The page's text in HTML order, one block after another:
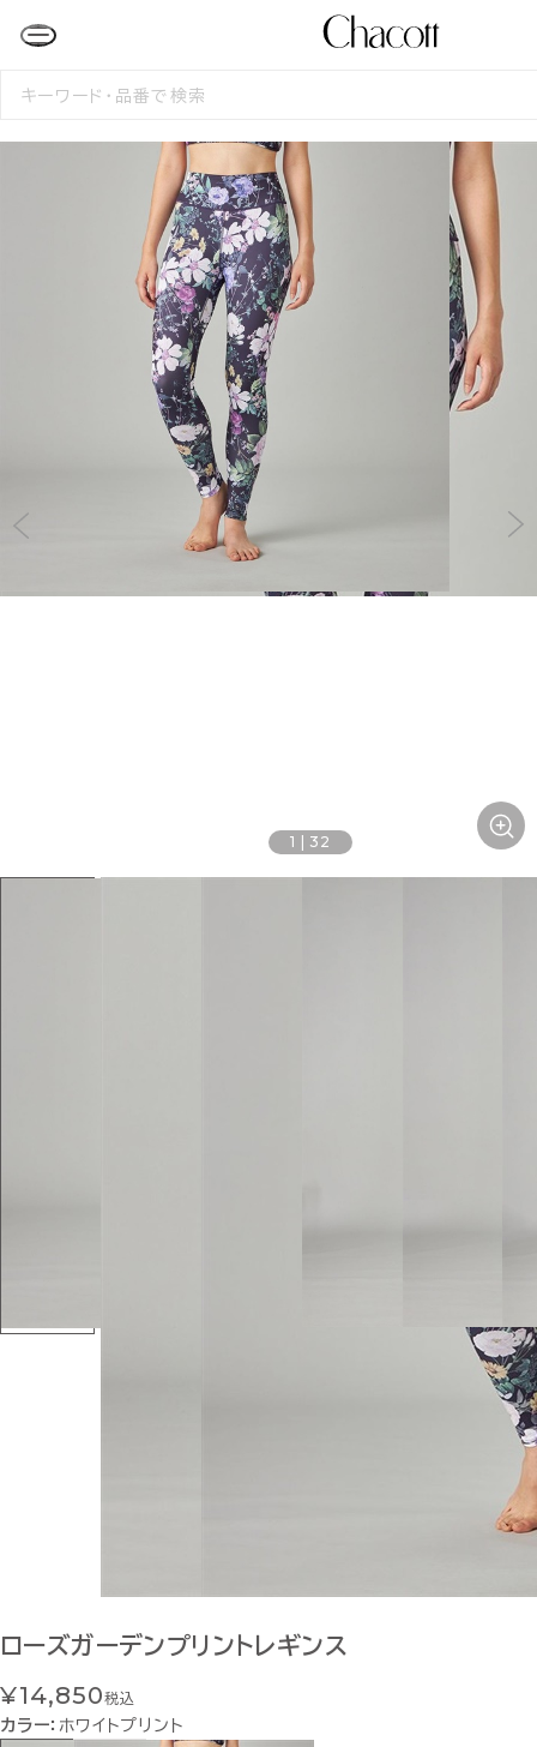
検
1 32
ローズガーデンプリントレギンス
¥14,850税込
カラー： ホワイトプリント